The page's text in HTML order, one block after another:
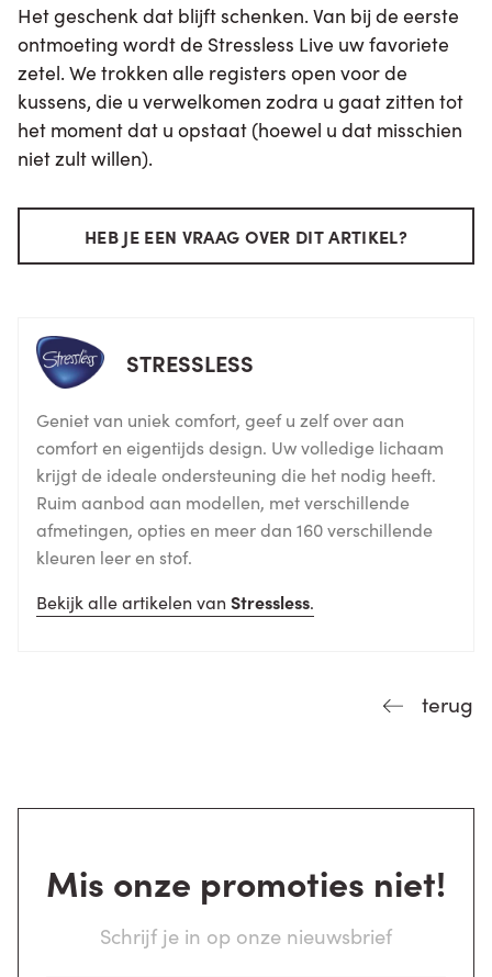
Het geschenk dat blijft schenken. Van bij de eerste
ontmoeting wordt de Stressless Live uw favoriete
zetel. We trokken alle registers open voor de
kussens, die u verwelkomen zodra u gaat zitten tot
het moment dat u opstaat (hoewel u dat misschien
niet zult willen).
HEB JE EEN VRAAG OVER DIT ARTIKEL?
STRESSLESS
Geniet van uniek comfort, geef u zelf over aan
comfort en eigentijds design. Uw volledige lichaam
krijgt de ideale ondersteuning die het nodig heeft.
Ruim aanbod aan modellen, met verschillende
afmetingen, opties en meer dan 160 verschillende
kleuren leer en stof.
Bekijk alle artikelen van Stressless.
terug
Mis onze promoties niet!
Schrijf je in op onze nieuwsbrief